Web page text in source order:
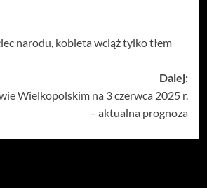
narodu, kobieta wciąż tylko tłem
Dalej:
Wielkopolskim na 3 czerwca 2025 r.
– aktualna prognoza